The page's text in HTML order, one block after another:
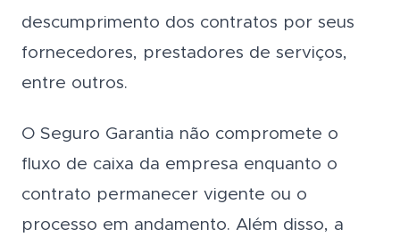
descumprimento dos contratos por seus
fornecedores, prestadores de serviços,
entre outros.
O Seguro Garantia não compromete o
fluxo de caixa da empresa enquanto o
contrato permanecer vigente ou o
processo em andamento. Além disso, a